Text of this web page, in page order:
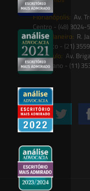
Florianópolis: Av.
Centro - (48) 3024-
Rio de Janeiro: R.
Botânico - (21)
São Paulo: Av.
Paulistano - (11)
Siga-nos